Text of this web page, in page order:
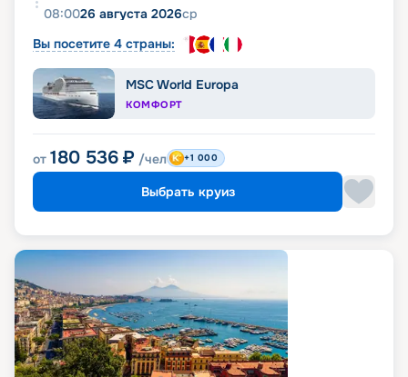
08:0026 августа 2026ср
Вы посетите 4 страны:
MSC World Europa
КОМФОРТ
от 180 536 ₽ /чел +1 000
Выбрать круиз